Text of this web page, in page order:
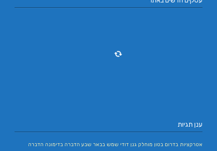
ענן תגיות
אטרקציות בדרום בטון מוחלק גנן דודי שמש בבאר שבע הדברה בדימונה הדברה